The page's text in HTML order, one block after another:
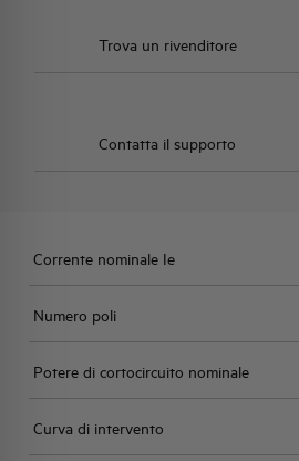
Trova un rivenditore
Contatta il supporto
Corrente nominale Ie
Numero poli
Potere di cortocircuito nominale
Curva di intervento